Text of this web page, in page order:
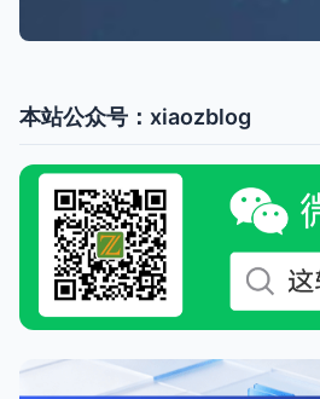
本站公众号：xiaozblog